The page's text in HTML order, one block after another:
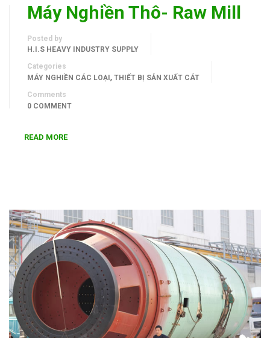
Máy Nghiền Thô- Raw Mill
Posted by
H.I.S HEAVY INDUSTRY SUPPLY
Categories
MÁY NGHIỀN CÁC LOẠI, THIẾT BỊ SẢN XUẤT CÁT
Comments
0 COMMENT
READ MORE